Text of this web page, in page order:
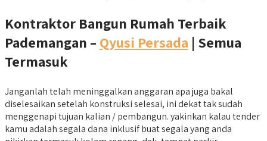
Kontraktor Bangun Rumah Terbaik
Pademangan – Qyusi Persada | Semua
Termasuk
Janganlah telah meninggalkan anggaran apa juga bakal
diselesaikan setelah konstruksi selesai, ini dekat tak sudah
menggenapi tujuan kalian / pembangun. yakinkan kalau tender
kamu adalah segala dana inklusif buat segala yang anda